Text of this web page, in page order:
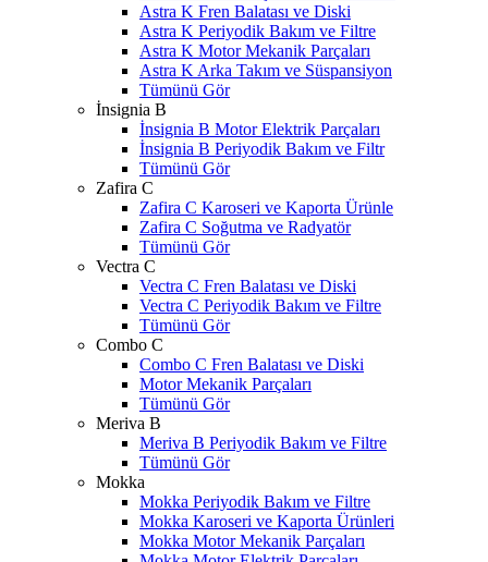
Astra K Fren Balatası ve Diski
Astra K Periyodik Bakım ve Filtre
Astra K Motor Mekanik Parçaları
Astra K Arka Takım ve Süspansiyon
Tümünü Gör
İnsignia B
İnsignia B Motor Elektrik Parçaları
İnsignia B Periyodik Bakım ve Filtr
Tümünü Gör
Zafira C
Zafira C Karoseri ve Kaporta Ürünle
Zafira C Soğutma ve Radyatör
Tümünü Gör
Vectra C
Vectra C Fren Balatası ve Diski
Vectra C Periyodik Bakım ve Filtre
Tümünü Gör
Combo C
Combo C Fren Balatası ve Diski
Motor Mekanik Parçaları
Tümünü Gör
Meriva B
Meriva B Periyodik Bakım ve Filtre
Tümünü Gör
Mokka
Mokka Periyodik Bakım ve Filtre
Mokka Karoseri ve Kaporta Ürünleri
Mokka Motor Mekanik Parçaları